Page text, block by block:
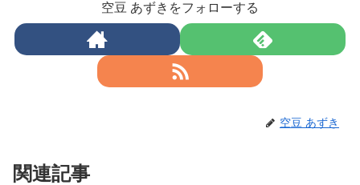
空豆 あずきをフォローする
空豆 あずき
関連記事